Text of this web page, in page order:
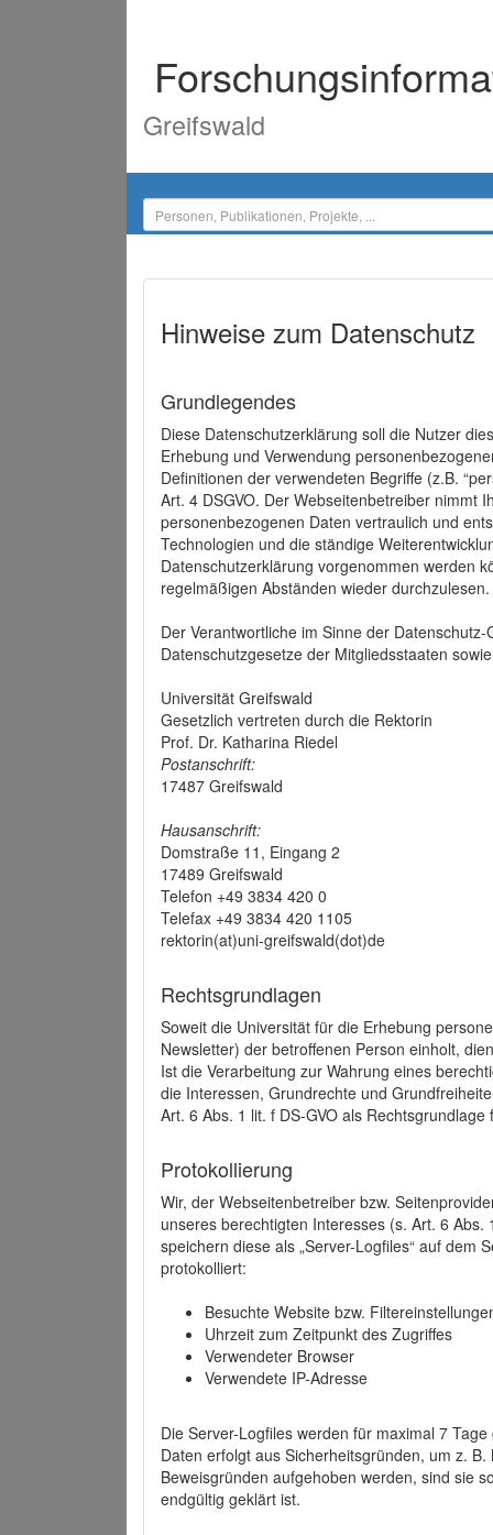
Greifswald
Hinweise zum Datenschutz
Grundlegendes
Diese Datenschutzerklärung soll die Nutzer
Erhebung und Verwendung
Definitionen der verwendeten Begriffe (z.B.
Art. 4 DSGVO. Der Webseitenbetreiber nimmt
personenbezogenen Daten vertraulich und
Technologien und die ständige
Datenschutzerklärung vorgenommen werden
regelmäßigen Abständen wieder durchzulesen.
Der Verantwortliche im Sinne der
Datenschutzgesetze der Mitgliedsstaaten
Universität Greifswald
Gesetzlich vertreten durch die Rektorin
Prof. Dr. Katharina Riedel
Postanschrift:
17487 Greifswald
Hausanschrift:
Domstraße 11, Eingang 2
17489 Greifswald
Telefon +49 3834 420 0
Telefax +49 3834 420 1105
rektorin(at)uni-greifswald(dot)de
Rechtsgrundlagen
Soweit die Universität für die Erhebung
Newsletter) der betroffenen Person einholt,
Ist die Verarbeitung zur Wahrung eines
die Interessen, Grundrechte und
Art. 6 Abs. 1 lit. f DS-GVO als
Protokollierung
Wir, der Webseitenbetreiber bzw.
unseres berechtigten Interesses (s. Art. 6
speichern diese als „Server-Logfiles“ auf dem
protokolliert:
Besuchte Website bzw.
Uhrzeit zum Zeitpunkt des Zugriffes
Verwendeter Browser
Verwendete IP-Adresse
Die Server-Logfiles werden für maximal 7
Daten erfolgt aus Sicherheitsgründen, um z.
Beweisgründen aufgehoben werden, sind sie
endgültig geklärt ist.